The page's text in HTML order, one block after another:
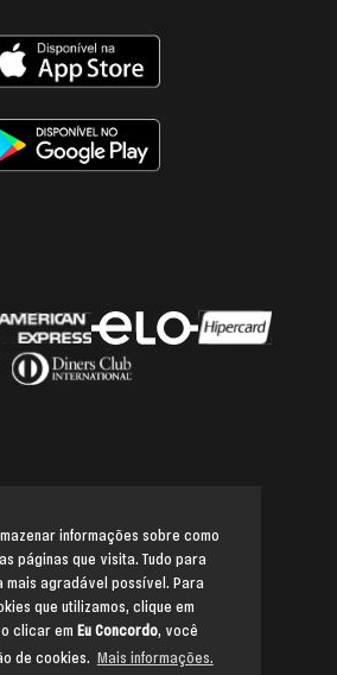
informações sobre como
páginas que visita. Tudo para
agradável possível. Para
que utilizamos, clique em
clicar em Eu Concordo, você
de cookies. Mais informações.
Voltar para o topo